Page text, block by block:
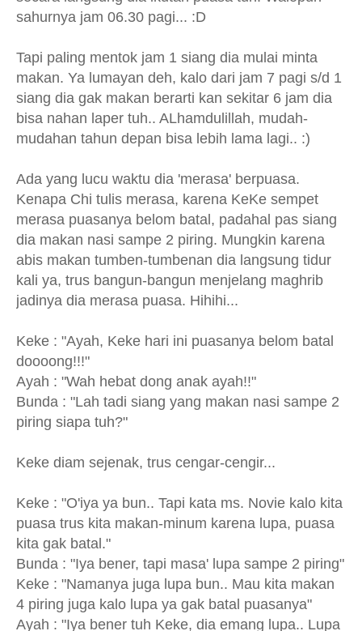
sahurnya jam 06.30 pagi... :D
Tapi paling mentok jam 1 siang dia mulai minta
makan. Ya lumayan deh, kalo dari jam 7 pagi s/d 1
siang dia gak makan berarti kan sekitar 6 jam dia
bisa nahan laper tuh.. ALhamdulillah, mudah-
mudahan tahun depan bisa lebih lama lagi.. :)
Ada yang lucu waktu dia 'merasa' berpuasa.
Kenapa Chi tulis merasa, karena KeKe sempet
merasa puasanya belom batal, padahal pas siang
dia makan nasi sampe 2 piring. Mungkin karena
abis makan tumben-tumbenan dia langsung tidur
kali ya, trus bangun-bangun menjelang maghrib
jadinya dia merasa puasa. Hihihi...
Keke : "Ayah, Keke hari ini puasanya belom batal
doooong!!!"
Ayah : "Wah hebat dong anak ayah!!"
Bunda : "Lah tadi siang yang makan nasi sampe 2
piring siapa tuh?"
Keke diam sejenak, trus cengar-cengir...
Keke : "O'iya ya bun.. Tapi kata ms. Novie kalo kita
puasa trus kita makan-minum karena lupa, puasa
kita gak batal."
Bunda : "Iya bener, tapi masa' lupa sampe 2 piring"
Keke : "Namanya juga lupa bun.. Mau kita makan
4 piring juga kalo lupa ya gak batal puasanya"
Ayah : "Iya bener tuh Keke, dia emang lupa.. Lupa